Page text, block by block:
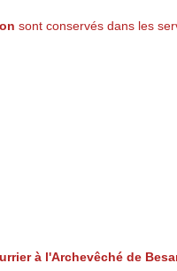
sont conservés dans les
à l'Archevêché de